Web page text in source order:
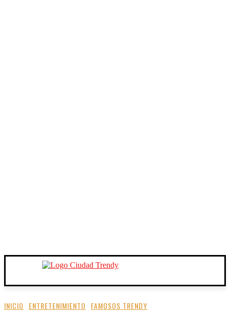
INICIO ENTRETENIMIENTO FAMOSOS TRENDY